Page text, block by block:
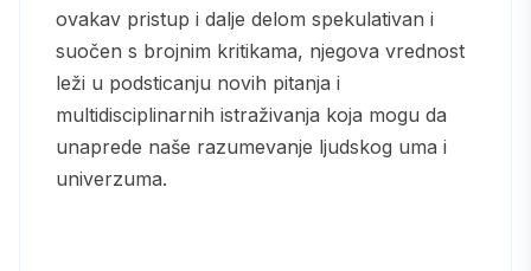
ovakav pristup i dalje delom spekulativan i
suočen s brojnim kritikama, njegova vrednost
leži u podsticanju novih pitanja i
multidisciplinarnih istraživanja koja mogu da
unaprede naše razumevanje ljudskog uma i
univerzuma.